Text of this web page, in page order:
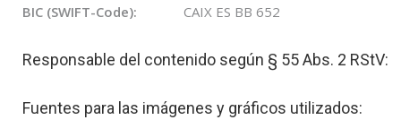
BIC (SWIFT-Code):
CAIX ES BB 652
Responsable del contenido según § 55 Abs. 2 RStV:
Fuentes para las imágenes y gráficos utilizados: